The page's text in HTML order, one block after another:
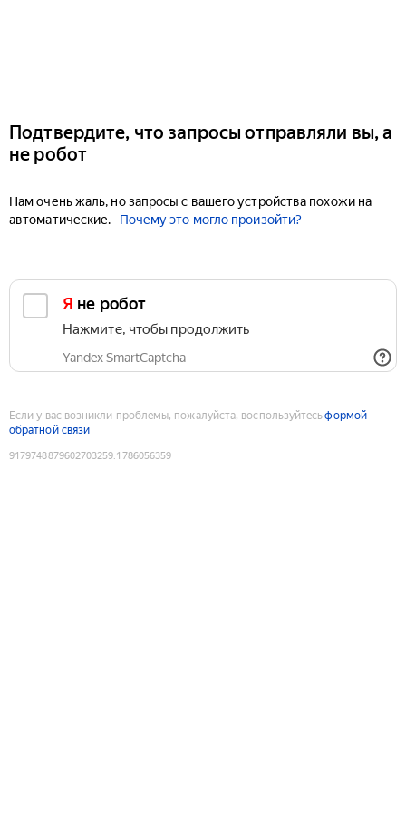
Подтвердите, что запросы отправляли вы, а
не робот
Нам очень жаль, но запросы с вашего устройства похожи на
автоматические.
Почему это могло произойти?
Я не робот
Нажмите, чтобы продолжить
Yandex SmartCaptcha
Если у вас возникли проблемы, пожалуйста, воспользуйтесьформой
обратной связи
9179748879602703259:1786056359